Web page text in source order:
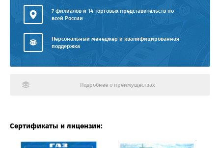
7 филиалов и 14 торговых представительств по
всей России
Персональный менеджер и квалифицированная
поддержка
Подробнее о преимуществах
Сертификаты и лицензии: